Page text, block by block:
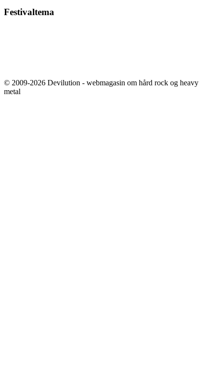
Festivaltema
© 2009-2026 Devilution - webmagasin om hård rock og heavy
metal